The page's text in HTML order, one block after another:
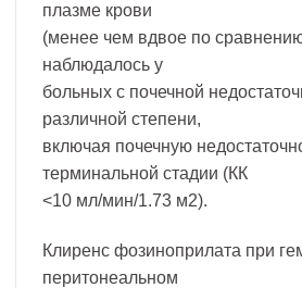
плазме крови
(менее чем вдвое по
наблюдалось у
больных с почечной
различной степени,
включая почечную
терминальной стадии (КК
<10 мл/мин/1.73 м2).
Клиренс фозиноприлата при
перитонеальном